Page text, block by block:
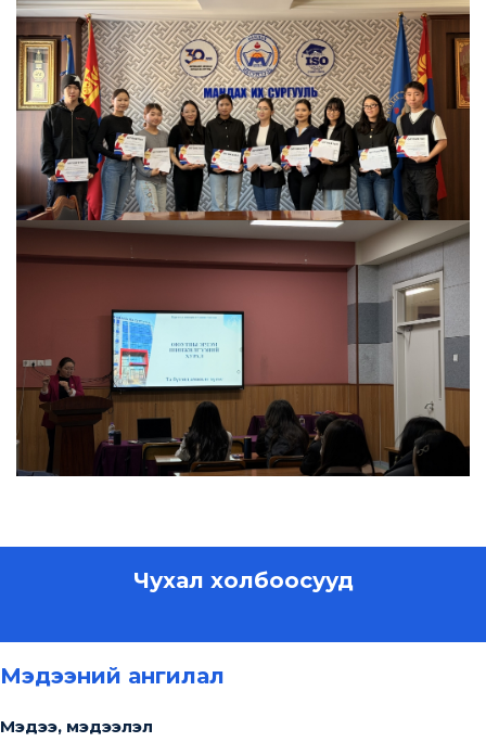
Чухал холбоосууд
Мэдээний ангилал
Мэдээ, мэдээлэл